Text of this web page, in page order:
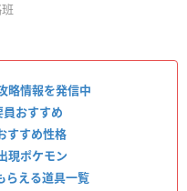
略情報を発信中
員おすすめ
すすめ性格
現ポケモン
らえる道具一覧